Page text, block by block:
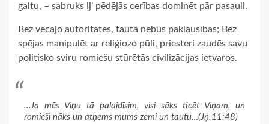
gaitu, – sabruks ij’ pēdējās cerības dominēt pār pasauli.
Bez vecajo autoritātes, tautā nebūs paklausības; Bez
spējas manipulēt ar reliģiozo pūli, priesteri zaudēs savu
politisko sviru romiešu stūrētās civilizācijas ietvaros.
…Ja mēs Viņu tā palaidīsim, visi sāks ticēt Viņam, un
romieši nāks un atņems mums zemi un tautu…(Jņ.11:48)